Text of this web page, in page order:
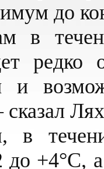
до
в
редко
и
в
до +4°С,